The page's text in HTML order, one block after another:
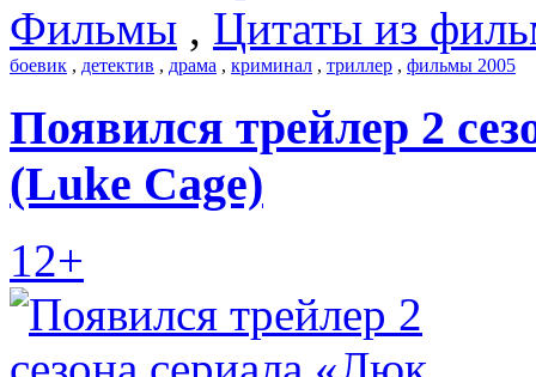
Фильмы , Цитаты из
боевик , детектив , драма , криминал , триллер , фильмы 2005
Появился трейлер 2
(Luke Cage)
12+